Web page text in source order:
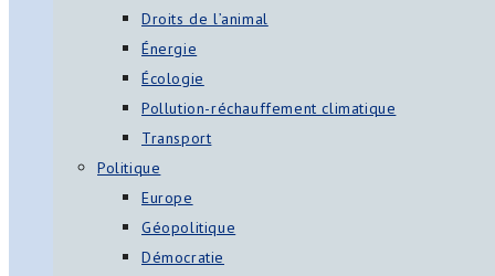
Droits de l’animal
Énergie
Écologie
Pollution-réchauffement climatique
Transport
Politique
Europe
Géopolitique
Démocratie